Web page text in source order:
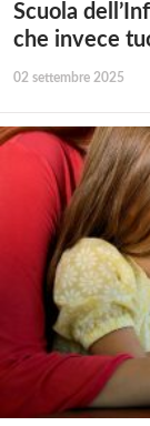
Scuola
che invece
02 settembre 2025